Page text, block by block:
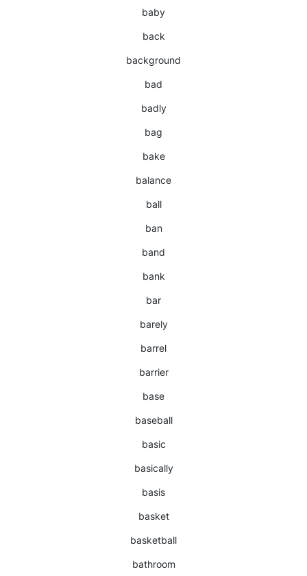
baby
back
background
bad
badly
bag
bake
balance
ball
ban
band
bank
bar
barely
barrel
barrier
base
baseball
basic
basically
basis
basket
basketball
bathroom